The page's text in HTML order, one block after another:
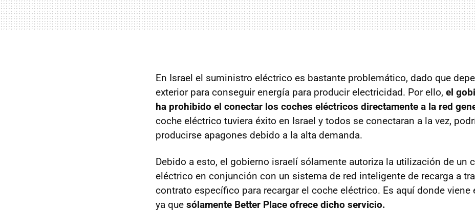
En Israel el suministro eléctrico es bastante problemático, dado que
exterior para conseguir energía para producir electricidad. Por ello, el
ha prohibido el conectar los coches eléctricos directamente a la red
coche eléctrico tuviera éxito en Israel y todos se conectaran a la vez,
producirse apagones debido a la alta demanda.
Debido a esto, el gobierno israelí sólamente autoriza la utilización de un
eléctrico en conjunción con un sistema de red inteligente de recarga a
contrato específico para recargar el coche eléctrico. Es aquí donde viene
ya que sólamente Better Place ofrece dicho servicio.